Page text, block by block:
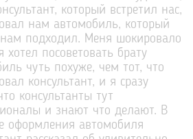
который встретил нас,
нам автомобиль, который
подходил. Меня шокировало
хотел посоветовать брату
чуть похуже, чем тот, что
консультант, и я сразу
консультанты тут
и знают что делают. В
оформления автомобиля